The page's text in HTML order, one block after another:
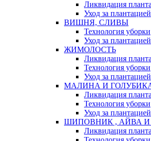
Ликвидация
Уход за плантацией
ВИШНЯ, СЛИВЫ
Технология уборки
Уход за плантацией
ЖИМОЛОСТЬ
Ликвидация
Технология уборки
Уход за плантацией
МАЛИНА И
Ликвидация
Технология уборки
Уход за плантацией
ШИПОВНИК , АЙВА
Ликвидация